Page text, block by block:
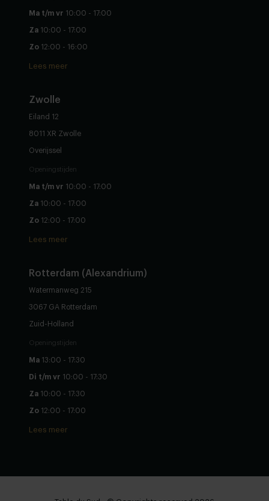
Ma t/m vr 10:00 - 17:00
Za 10:00 - 17:00
Zo 12:00 - 16:00
Lees meer
Zwolle
Eiland 12
8011 XR Zwolle
Overijssel
Openingstijden
Ma t/m vr 10:00 - 17:00
Za 10:00 - 17:00
Zo 12:00 - 17:00
Lees meer
Rotterdam (Alexandrium)
Watermanweg 215
3067 GA Rotterdam
Zuid-Holland
Openingstijden
Ma 13:00 - 17:30
Di t/m vr 10:00 - 17:30
Za 10:00 - 17:30
Zo 12:00 - 17:00
Lees meer